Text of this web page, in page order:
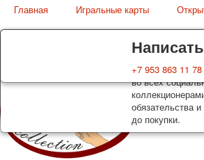
Доставка
Колоды,
оплаты.
момент
Гарантия
Вы покупаете
во всех
обязательства
до покупки.
+7 953 863 11 78
Главная Игральные карты